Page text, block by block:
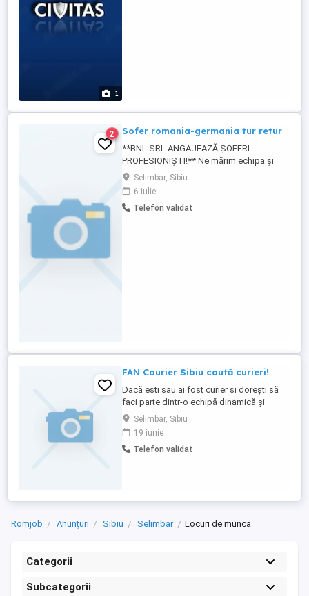
1
2 Sofer romania-germania tur retur
**BNL SRL ANGAJEAZĂ ȘOFERI
PROFESIONIȘTI!** Ne mărim echipa și
căutăm colegi serioși pentru transport
internațional de marfă. **Avem disponibile
două posturi:** Șofer pentru **Iveco Daily
NOU 7,2 t (15 europaleți)** Șofer pentru
Selimbar, Sibiu
6 iulie
Telefon validat
FAN Courier Sibiu caută curieri!
Dacă esti sau ai fost curier si dorești să
faci parte dintr-o echipă dinamică și
dornică de performanță, nu mai sta pe
gânduri și vino la FAN Courier! Constituie
avantaj experiența în domeniu! Vei avea
contract de muncă pe perioadă
Selimbar, Sibiu
19 iunie
Telefon validat
Romjob Anunțuri Sibiu Selimbar Locuri de munca
Categorii
Subcategorii